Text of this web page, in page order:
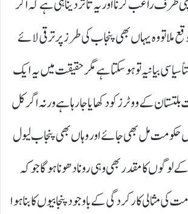
طرف راغب کرنا اور یہ تاثر دینا ہی ہے کہ اگر
تو وہ یہاں بھی پنجاب کی طرز پر ترقی لائے
سیاسی بیانیہ تو ہو سکتا ہے مگر حقیقت میں یہ ایک
کے ووٹرز کو دکھایا جا رہا ہے ورنہ اگر کل
حکومت مل بھی جائے اور وہاں بھی پنجاب لیول
لوگوں کا مقدر بھی وہی رونا دھونا ہو گا جو کہ
مثالی کارکردگی کے باوجود پنجابیوں کا بنا ہوا